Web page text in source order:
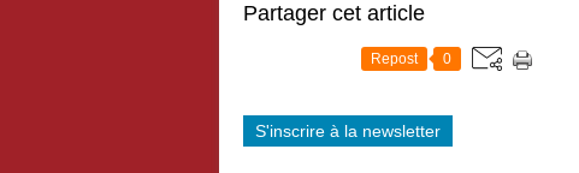
Partager cet article
Repost 0
S'inscrire à la newsletter